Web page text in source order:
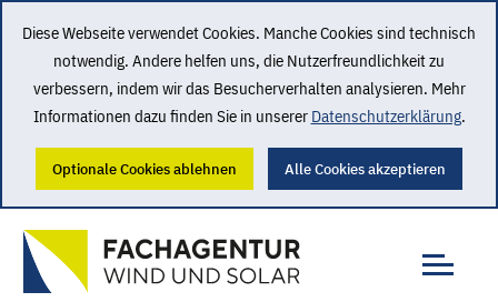
Diese Webseite verwendet Cookies. Manche Cookies sind technisch
notwendig. Andere helfen uns, die Nutzerfreundlichkeit zu
verbessern, indem wir das Besucherverhalten analysieren. Mehr
Informationen dazu finden Sie in unserer Datenschutzerklärung.
Optionale Cookies ablehnen Alle Cookies akzeptieren